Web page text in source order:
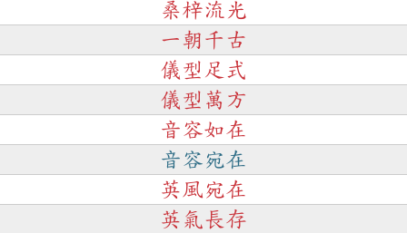
桑梓流光
一朝千古
儀型足式
儀型萬方
音容如在
音容宛在
英風宛在
英氣長存